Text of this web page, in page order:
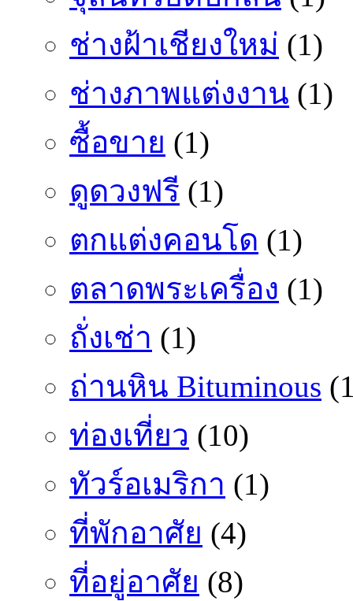
ช่างฝ้าเชียงใหม่ (1)
ช่างภาพแต่งงาน (1)
ซื้อขาย (1)
ดูดวงฟรี (1)
ตกแต่งคอนโด (1)
ตลาดพระเครื่อง (1)
ถั่งเช่า (1)
ถ่านหิน Bituminous
ท่องเที่ยว (10)
ทัวร์อเมริกา (1)
ที่พักอาศัย (4)
ที่อยู่อาศัย (8)